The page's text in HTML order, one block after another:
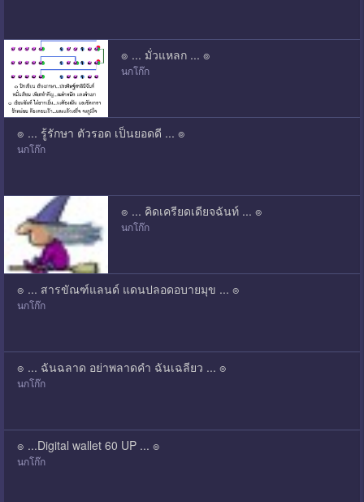
๏ ... มั่วแหลก ... ๏
นกโก๊ก
๏ ... รู้รักษา ตัวรอด เป็นยอดดี ... ๏
นกโก๊ก
๏ ... คิดเครียดเดียจฉันท์ ... ๏
นกโก๊ก
๏ ... สารขัณฑ์แลนด์ แดนปลอดอบายมุข ... ๏
นกโก๊ก
๏ ... ฉันฉลาด อย่าพลาดคำ ฉันเฉลียว ... ๏
นกโก๊ก
๏ ...Digital wallet 60 UP ... ๏
นกโก๊ก